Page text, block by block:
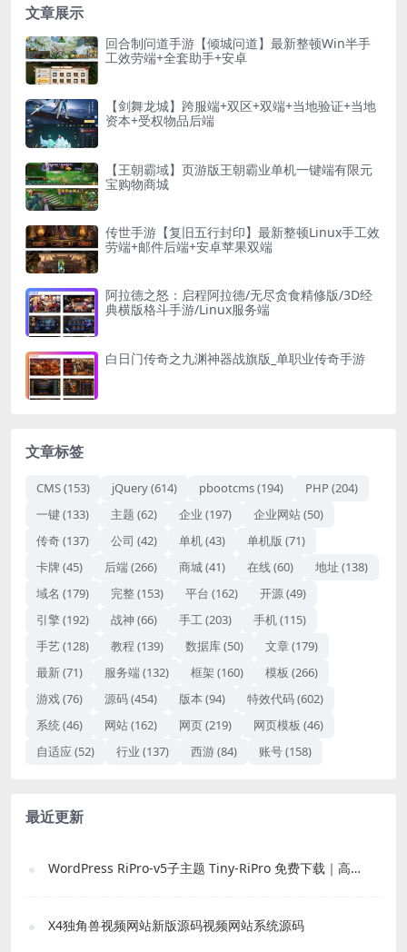
文章展示
回合制问道手游【倾城问道】最新整顿Win半手
工效劳端+全套助手+安卓
【剑舞龙城】跨服端+双区+双端+当地验证+当地
资本+受权物品后端
【王朝霸域】页游版王朝霸业单机一键端有限元
宝购物商城
传世手游【复旧五行封印】最新整顿Linux手工效
劳端+邮件后端+安卓苹果双端
阿拉德之怒：启程阿拉德/无尽贪食精修版/3D经
典横版格斗手游/Linux服务端
白日门传奇之九渊神器战旗版_单职业传奇手游
文章标签
CMS(153) jQuery(614) pbootcms(194) PHP(204)
一键(133) 主题 (62) 企业 (197) 企业网站(50)
传奇(137) 公司 (42) 单机(43) 单机版 (71)
卡牌 (45) 后端(266) 商城(41) 在线(60) 地址 (138)
域名 (179) 完整(153) 平台 (162) 开源(49)
引擎(192) 战神 (66) 手工(203) 手机(115)
手艺(128) 教程 (139) 数据库(50) 文章 (179)
最新 (71) 服务端(132) 框架 (160) 模板 (266)
游戏(76) 源码(454) 版本 (94) 特效代码(602)
系统(46) 网站(162) 网页(219) 网页模板 (46)
自适应 (52) 行业 (137) 西游(84) 账号(158)
最近更新
WordPress RiPro-v5子主题 Tiny-RiPro 免费下载｜高转化资源站必备
X4独角兽视频网站新版源码视频网站系统源码